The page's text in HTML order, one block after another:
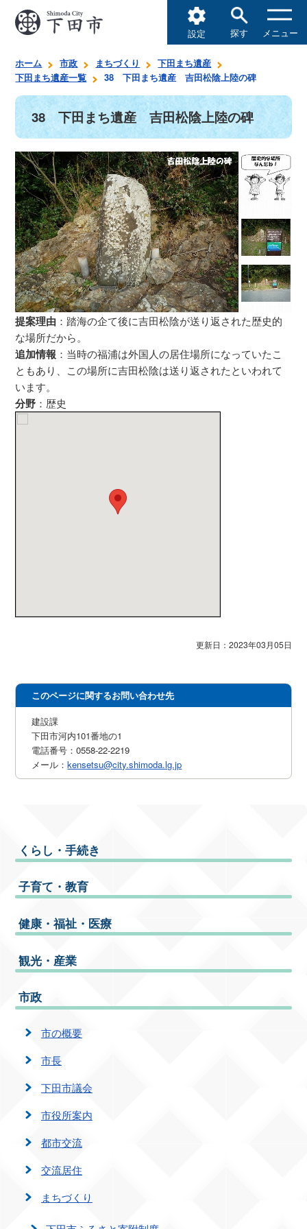
設定 探す メニュー
ホーム 市政 まちづくり
下田まち遺産
下田まち遺産一覧
38 下田まち遺産 吉田松陰上陸の碑
38 下田まち遺産 吉田松陰上陸の碑
提案理由 ：踏海の企て後に吉田松陰が送り返された歴史的
な場所だから。
追加情報 ：当時の福浦は外国人の居住場所になっていたこ
ともあり、この場所に吉田松陰は送り返されたといわれて
います。
分野 ：歴史
更新日：2023年03月05日
このページに関するお問い合わせ先
建設課
下田市河内101番地の1
電話番号：0558-22-2219
メール：kensetsu@city.shimoda.lg.jp
くらし・手続き
子育て・教育
健康・福祉・医療
観光・産業
市政
市の概要
市長
下田市議会
市役所案内
都市交流
交流居住
まちづくり